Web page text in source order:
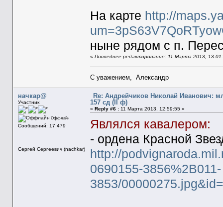
На карте http://
ныне рядом с п.
« Последнее редактирование: 11 Марта 2013,
С уважением, Александр
начкар@
Участник
Оффлайн
Сообщений: 17 479
Сергей Сергеевич (nachkar)
Re: Андрейчиков Николай Иванович:
157 сд (II ф)
« Reply #6 :11 Марта 2013, 12:59:55 »
Являлся кавалером:
- ордена Красной
http://
0690155-3856%2B011-
3853/